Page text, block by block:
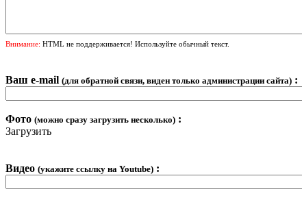
Внимание: HTML не поддерживается! Используйте обычный текст.
Ваш e-mail (для обратной связи, виден только администрации сайта) :
Фото (можно сразу загрузить несколько) :
Загрузить
Видео (укажите ссылку на Youtube) :